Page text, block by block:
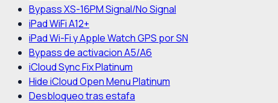
Bypass XS-16PM Signal/No Signal
iPad WiFi A12+
iPad Wi-Fi y Apple Watch GPS por SN
Bypass de activacion A5/A6
iCloud Sync Fix Platinum
Hide iCloud Open Menu Platinum
Desbloqueo tras estafa